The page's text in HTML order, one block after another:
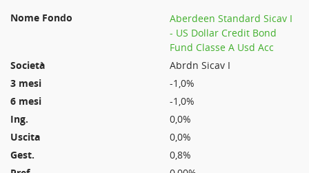
Aberdeen Standard Sicav I
- US Dollar Credit Bond
Fund Classe A Usd Acc
Abrdn Sicav I
-1,0%
-1,0%
0,0%
0,0%
0,8%